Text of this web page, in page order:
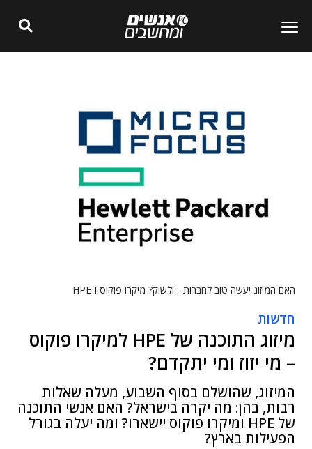
האם המיזוג יעשה טוב לחברות - ולשוק? מיקרו פוקוס ו-HPE
חדשות
מיזוג התוכנה של HPE למיקרו פוקוס
– מי יזוז ומי יתקדם?
המיזוג, שהושלם בסוף השבוע, מעלה שאלות
רבות, בהן: מה יקרה בישראל? האם אנשי התוכנה
של HPE ומיקרו פוקוס יישארו? ומה יעלה בגורל
הפעילות בארץ?